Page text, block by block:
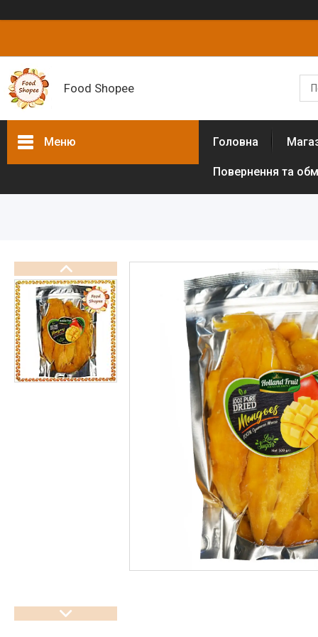
Food Shopee
Меню
Борошно різних культур (без
глютенове)
Цукрозамінники,
підсолоджувачі
Суперфуды
Рослинні олії першого
холодного віджиму
Крупи, насіння, бобові
Головна
Повернення та